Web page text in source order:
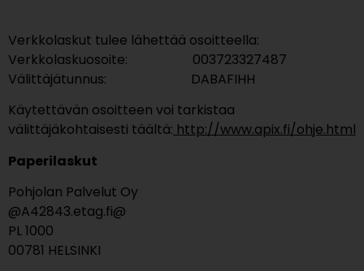
Verkkolaskut tulee lähettää osoitteella:
Verkkolaskuosoite: 003723327487
Välittäjätunnus: DABAFIHH
Käytettävän osoitteen voi tarkistaa
välittäjäkohtaisesti täältä: http://www.apix.fi/ohje.html
Paperilaskut
Pohjolan Palvelut Oy
@A42843.etag.fi@
PL 1000
00781 HELSINKI